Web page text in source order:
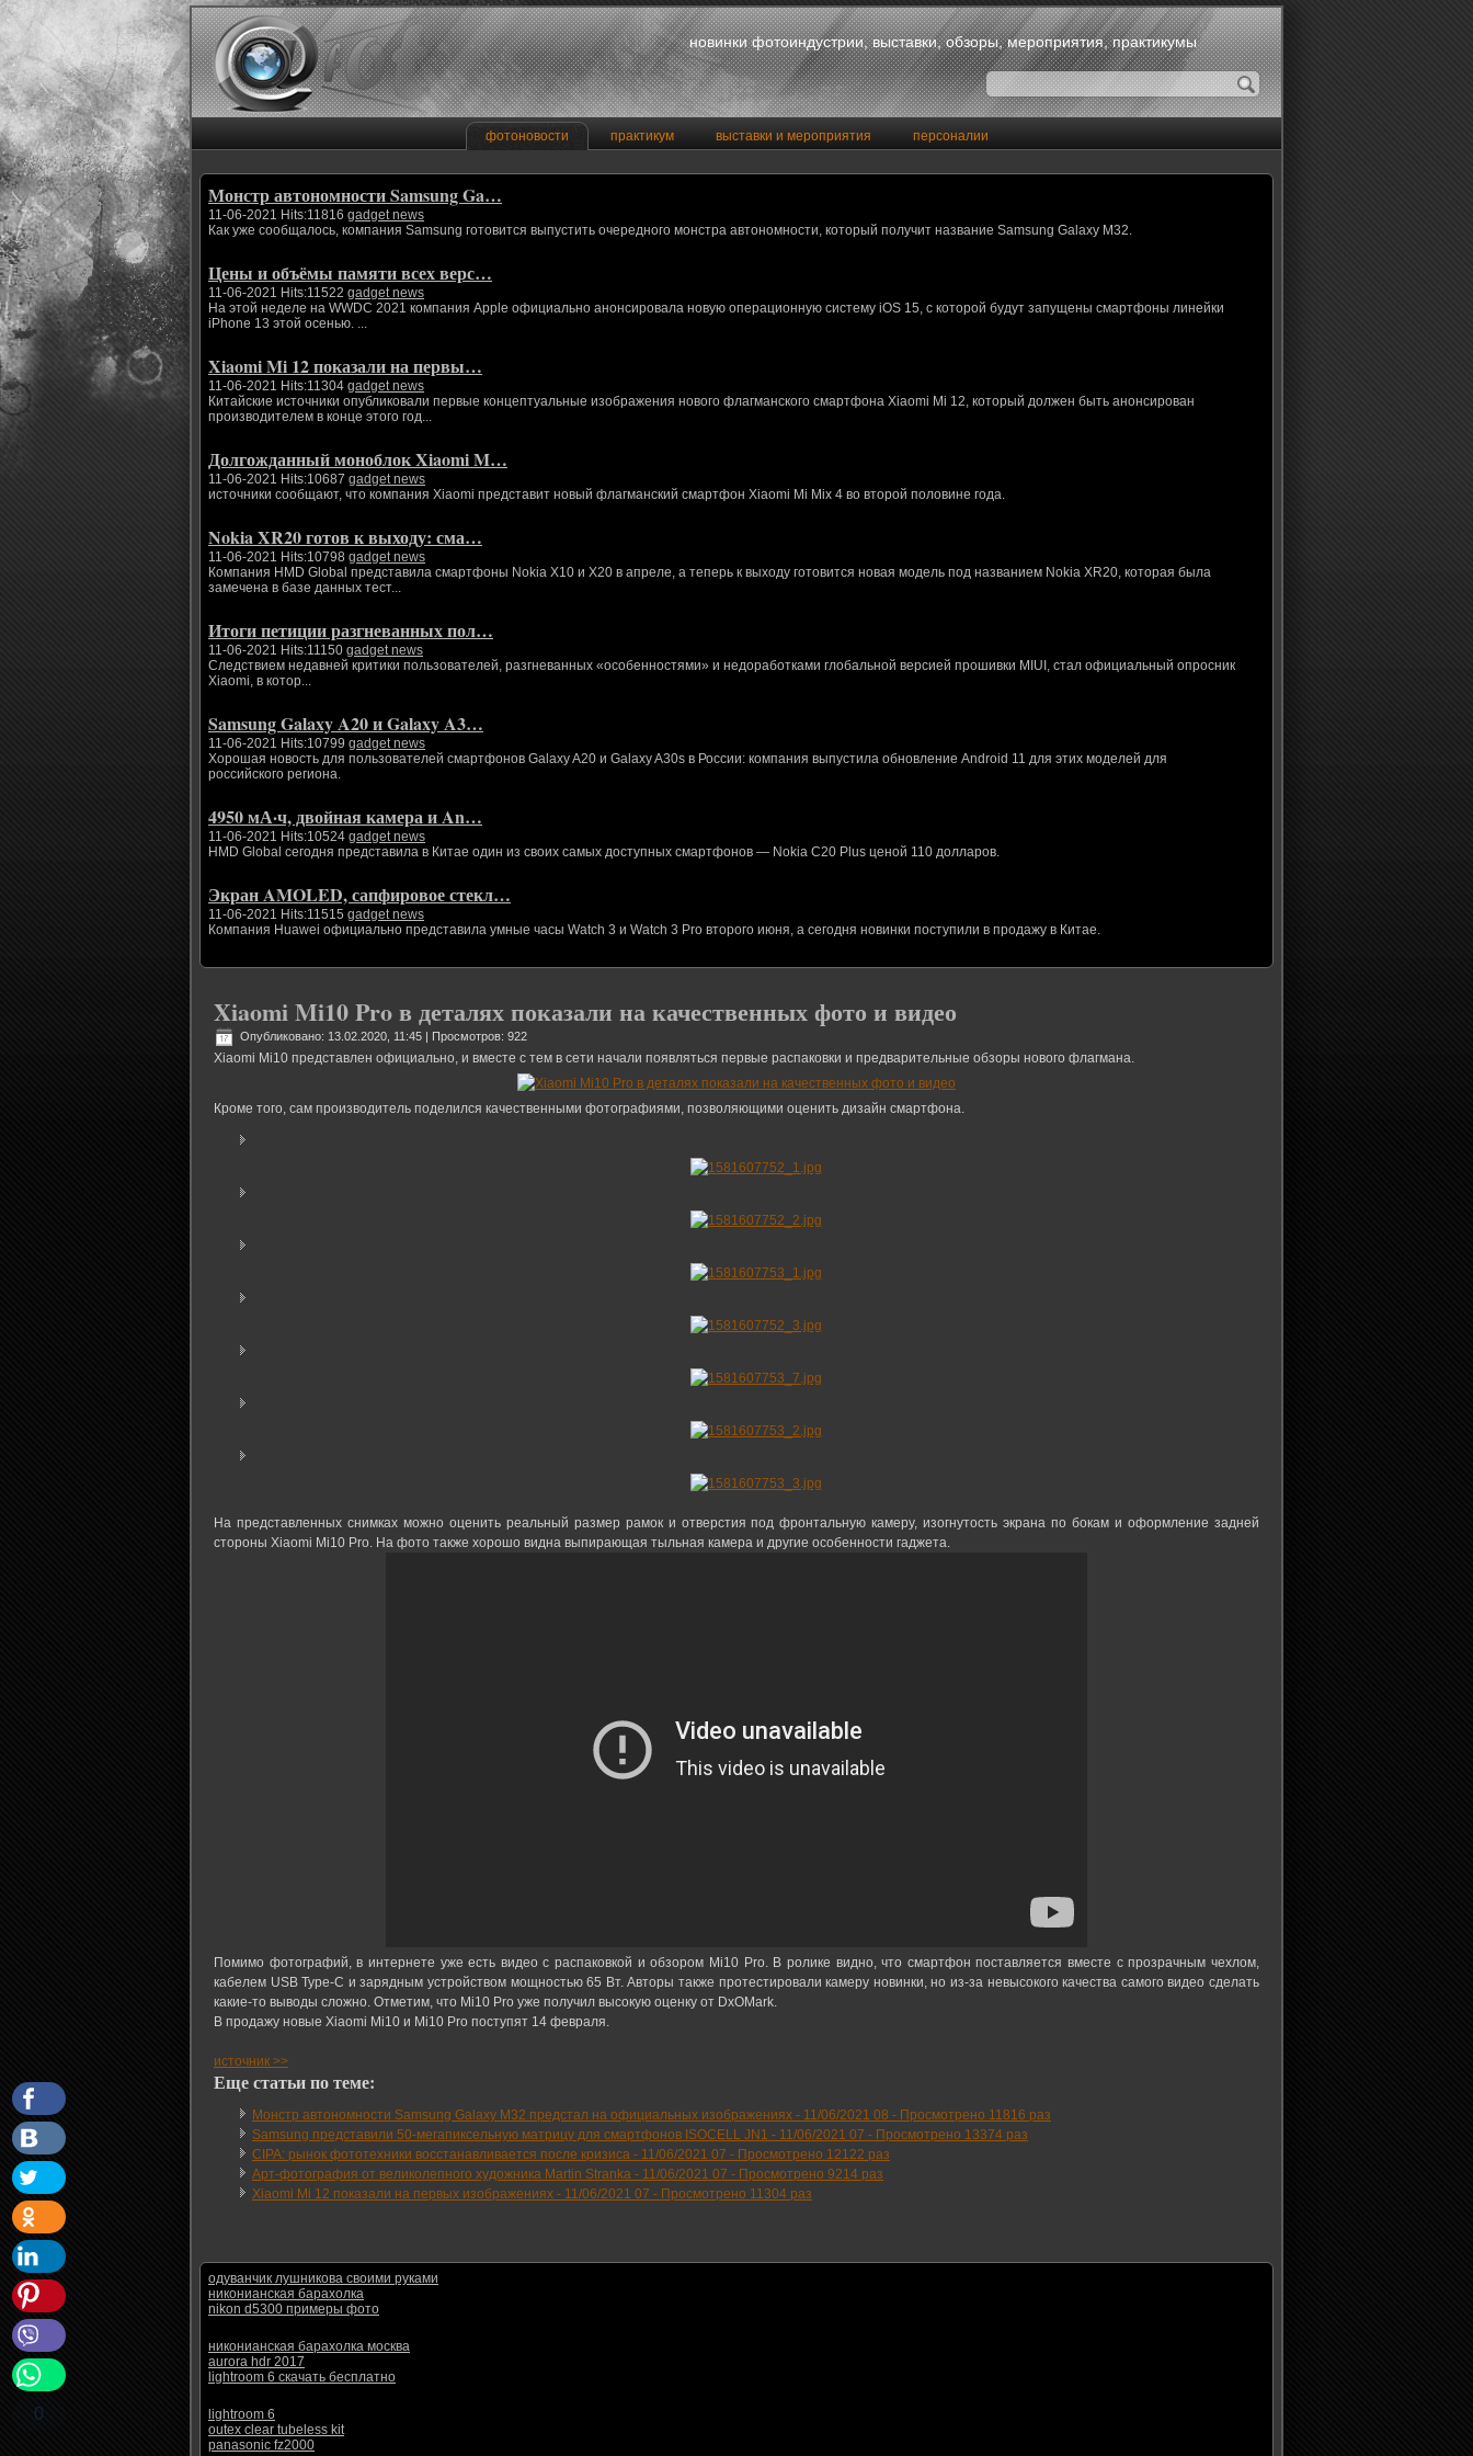
новинки фотоиндустрии, выставки, обзоры, мероприятия, практикумы
фотоновости практикум выставки и мероприятия персоналии
Монстр автономности Samsung Ga…
11-06-2021 Hits:11816 gadget news
Как уже сообщалось, компания Samsung готовится выпустить очередного монстра автономности, который получит название Samsung Galaxy M32.
Цены и объёмы памяти всех верс…
11-06-2021 Hits:11522 gadget news
На этой неделе на WWDC 2021 компания Apple официально анонсировала новую операционную систему iOS 15, с которой будут запущены смартфоны линейки
iPhone 13 этой осенью. ...
Xiaomi Mi 12 показали на первы…
11-06-2021 Hits:11304 gadget news
Китайские источники опубликовали первые концептуальные изображения нового флагманского смартфона Xiaomi Mi 12, который должен быть анонсирован
производителем в конце этого год...
Долгожданный моноблок Xiaomi M…
11-06-2021 Hits:10687 gadget news
источники сообщают, что компания Xiaomi представит новый флагманский смартфон Xiaomi Mi Mix 4 во второй половине года.
Nokia XR20 готов к выходу: сма…
11-06-2021 Hits:10798 gadget news
Компания HMD Global представила смартфоны Nokia X10 и X20 в апреле, а теперь к выходу готовится новая модель под названием Nokia XR20, которая была
замечена в базе данных тест...
Итоги петиции разгневанных пол…
11-06-2021 Hits:11150 gadget news
Следствием недавней критики пользователей, разгневанных «особенностями» и недоработками глобальной версией прошивки MIUI, стал официальный опросник
Xiaomi, в котор...
Samsung Galaxy A20 и Galaxy A3…
11-06-2021 Hits:10799 gadget news
Хорошая новость для пользователей смартфонов Galaxy A20 и Galaxy A30s в России: компания выпустила обновление Android 11 для этих моделей для
российского региона.
4950 мА·ч, двойная камера и An…
11-06-2021 Hits:10524 gadget news
HMD Global сегодня представила в Китае один из своих самых доступных смартфонов — Nokia C20 Plus ценой 110 долларов.
Экран AMOLED, сапфировое стекл…
11-06-2021 Hits:11515 gadget news
Компания Huawei официально представила умные часы Watch 3 и Watch 3 Pro второго июня, а сегодня новинки поступили в продажу в Китае.
Xiaomi Mi10 Pro в деталях показали на качественных фото и видео
Опубликовано: 13.02.2020, 11:45 | Просмотров: 922
Xiaomi Mi10 представлен официально, и вместе с тем в сети начали появляться первые распаковки и предварительные обзоры нового флагмана.
Кроме того, сам производитель поделился качественными фотографиями, позволяющими оценить дизайн смартфона.
На представленных снимках можно оценить реальный размер рамок и отверстия под фронтальную камеру, изогнутость экрана по бокам и оформление задней
стороны Xiaomi Mi10 Pro. На фото также хорошо видна выпирающая тыльная камера и другие особенности гаджета.
Помимо фотографий, в интернете уже есть видео с распаковкой и обзором Mi10 Pro. В ролике видно, что смартфон поставляется вместе с прозрачным чехлом,
кабелем USB Type-C и зарядным устройством мощностью 65 Вт. Авторы также протестировали камеру новинки, но из-за невысокого качества самого видео сделать
какие-то выводы сложно. Отметим, что Mi10 Pro уже получил высокую оценку от DxOMark.
В продажу новые Xiaomi Mi10 и Mi10 Pro поступят 14 февраля.
источник >>
0
Еще статьи по теме:
Монстр автономности Samsung Galaxy M32 предстал на официальных изображениях - 11/06/2021 08 - Просмотрено 11816 раз
Samsung представили 50-мегапиксельную матрицу для смартфонов ISOCELL JN1 - 11/06/2021 07 - Просмотрено 13374 раз
CIPA: рынок фототехники восстанавливается после кризиса - 11/06/2021 07 - Просмотрено 12122 раз
Арт-фотография от великолепного художника Martin Stranka - 11/06/2021 07 - Просмотрено 9214 раз
Xiaomi Mi 12 показали на первых изображениях - 11/06/2021 07 - Просмотрено 11304 раз
одуванчик лушникова своими руками
никонианская барахолка
nikon d5300 примеры фото
никонианская барахолка москва
aurora hdr 2017
lightroom 6 скачать бесплатно
lightroom 6
outex clear tubeless kit
panasonic fz2000